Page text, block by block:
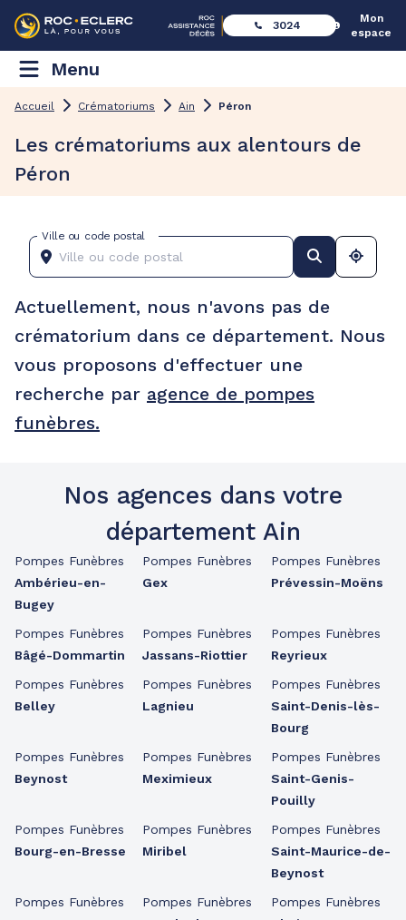
3024
Mon
espace
Menu
Accueil Crématoriums Ain Péron
Les crématoriums aux alentours de
Péron
Ville ou code postal
Actuellement, nous n'avons pas de
crématorium dans ce département. Nous
vous proposons d'effectuer une
recherche par agence de pompes
funèbres.
Nos agences dans votre
département Ain
Pompes Funèbres
Ambérieu-en-
Bugey
Pompes Funèbres
Bâgé-Dommartin
Pompes Funèbres
Belley
Pompes Funèbres
Beynost
Pompes Funèbres
Bourg-en-Bresse
Pompes Funèbres
Pompes Funèbres
Gex
Pompes Funèbres
Jassans-Riottier
Pompes Funèbres
Lagnieu
Pompes Funèbres
Meximieux
Pompes Funèbres
Miribel
Pompes Funèbres
Pompes Funèbres
Prévessin-Moëns
Pompes Funèbres
Reyrieux
Pompes Funèbres
Saint-Denis-lès-
Bourg
Pompes Funèbres
Saint-Genis-
Pouilly
Pompes Funèbres
Saint-Maurice-de-
Beynost
Pompes Funèbres